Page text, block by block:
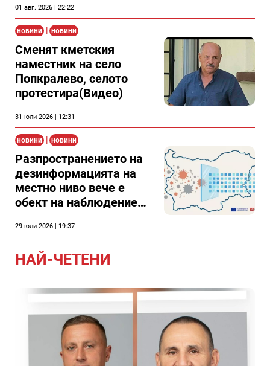
Силистра?
01 авг. 2026 | 22:22
новини | новини
Сменят кметския
наместник на село
Попкралево, селото
протестира(Видео)
31 юли 2026 | 12:31
новини | новини
Разпространението на
дезинформацията на
местно ниво вече е
обект на наблюдение
29 юли 2026 | 19:37
НАЙ-ЧЕТЕНИ